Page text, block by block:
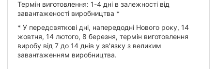
Термін виготовлення: 1-4 дні в залежності від
завантаженості виробництва *
* У передсвяткові дні, напередодні Нового року, 14
жовтня, 14 лютого, 8 березня, термін виготовлення
виробу від 7 до 14 днів у зв'язку з великим
завантаженням виробництва.